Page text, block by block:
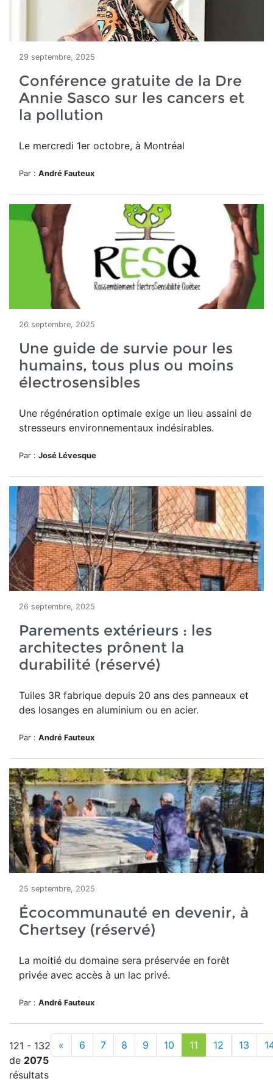
29 septembre, 2025
Conférence gratuite de la Dre
Annie Sasco sur les cancers et
la pollution
Le mercredi 1er octobre, à Montréal
Par : André Fauteux
26 septembre, 2025
Une guide de survie pour les
humains, tous plus ou moins
électrosensibles
Une régénération optimale exige un lieu assaini de
stresseurs environnementaux indésirables.
Par : José Lévesque
26 septembre, 2025
Parements extérieurs : les
architectes prônent la
durabilité (réservé)
Tuiles 3R fabrique depuis 20 ans des panneaux et
des losanges en aluminium ou en acier.
Par : André Fauteux
25 septembre, 2025
Écocommunauté en devenir, à
Chertsey (réservé)
La moitié du domaine sera préservée en forêt
privée avec accès à un lac privé.
Par : André Fauteux
121 - 132
de 2075
résultats
« 6 7 8 9 10 11 12 13